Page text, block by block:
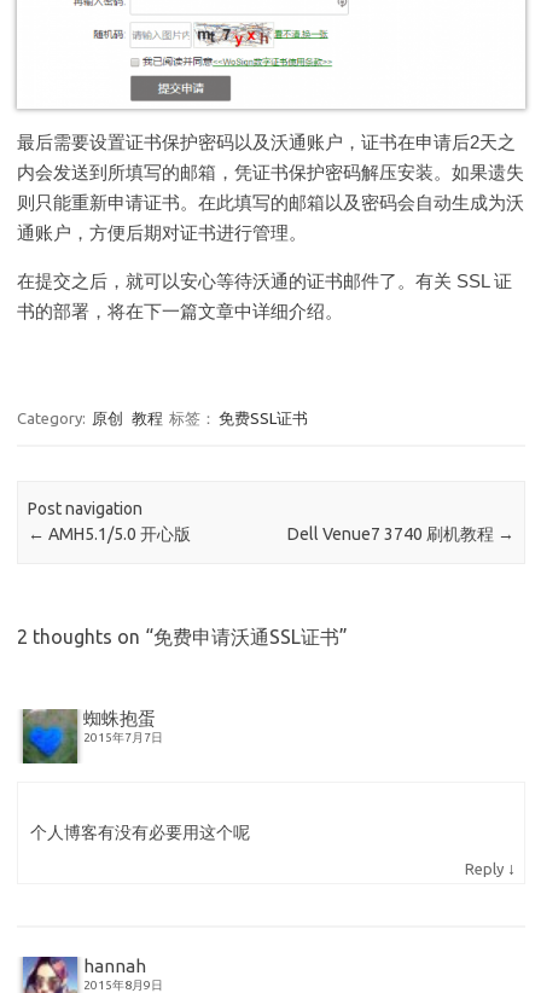
最后需要设置证书保护密码以及沃通账户，证书在申请后2天之
内会发送到所填写的邮箱，凭证书保护密码解压安装。如果遗失
则只能重新申请证书。在此填写的邮箱以及密码会自动生成为沃
通账户，方便后期对证书进行管理。
在提交之后，就可以安心等待沃通的证书邮件了。有关 SSL 证
书的部署，将在下一篇文章中详细介绍。
Category: 原创 教程 标签： 免费SSL证书
Post navigation
← AMH5.1/5.0 开心版 Dell Venue7 3740 刷机教程 →
2 thoughts on “免费申请沃通SSL证书”
蜘蛛抱蛋
2015年7月7日
个人博客有没有必要用这个呢
Reply ↓
hannah
2015年8月9日